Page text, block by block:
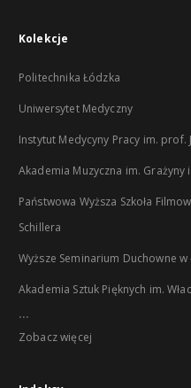
Kolekcje
Politechnika Łódzka
Uniwersytet Medyczny
Instytut Medycyny Pracy im. prof.
Akademia Muzyczna im. Grażyny
Państwowa Wyższa Szkoła
Schillera
Wyższe Seminarium Duchowne w
Akademia Sztuk Pięknych im.
...
Zobacz więcej